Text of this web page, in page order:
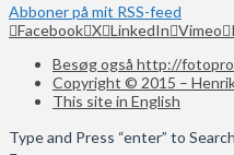
Abboner på mit RSS-feed
Facebook X LinkedIn Vimeo
Besøg også http://
Copyright © 2015 –
This site in English
Type and Press “enter” to Search